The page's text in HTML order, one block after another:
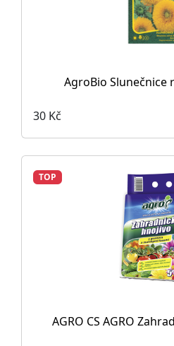
AgroBio Slunečnice
30 Kč
TOP
AGRO CS AGRO